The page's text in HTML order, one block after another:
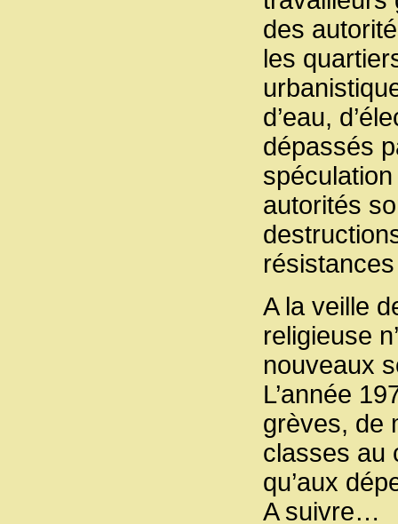
des
les
d’eau,
dépassés
autorités
A la veille
religieuse
nouveaux
L’année
grèves, de
classes au
qu’aux
A suivre…